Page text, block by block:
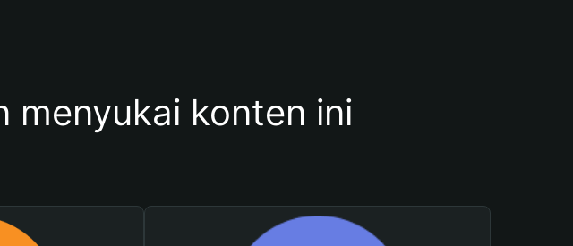
menyukai konten ini